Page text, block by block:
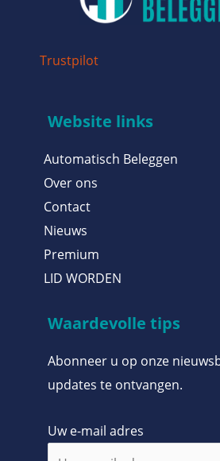
Trustpilot
Website links
Automatisch Beleggen
Over ons
Contact
Nieuws
Premium
LID WORDEN
Waardevolle tips
Abonneer u op onze
updates te ontvangen.
Uw e-mail adres